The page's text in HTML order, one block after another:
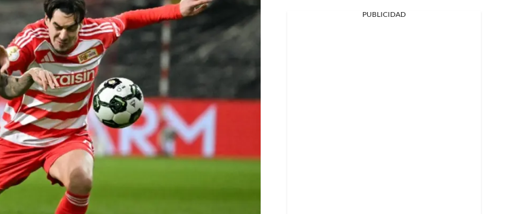
PUBLICIDAD